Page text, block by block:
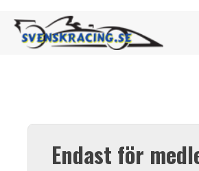
Endast för